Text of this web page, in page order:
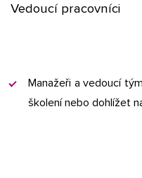
Vedoucí pracovníci
Manažeři a vedoucí
školení nebo dohlížet